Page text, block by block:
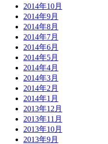
2014年10月
2014年9月
2014年8月
2014年7月
2014年6月
2014年5月
2014年4月
2014年3月
2014年2月
2014年1月
2013年12月
2013年11月
2013年10月
2013年9月